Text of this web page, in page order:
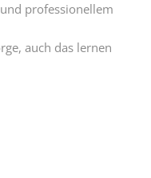
professionellem
auch das lernen